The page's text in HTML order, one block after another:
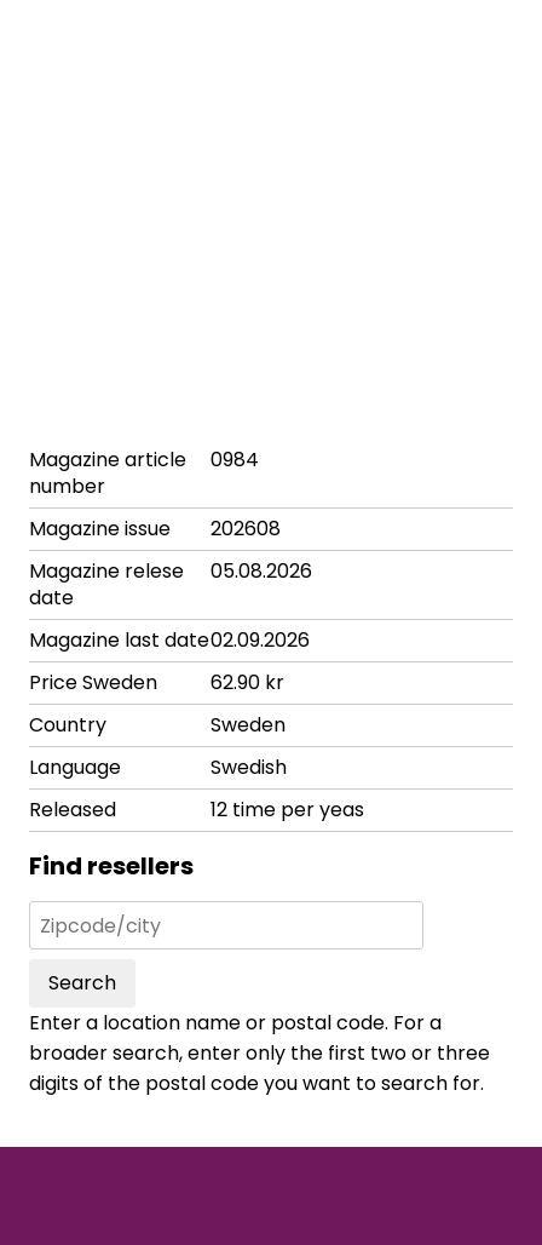
Magazine article
number
0984
Magazine issue
202608
Magazine relese
date
05.08.2026
Magazine last date02.09.2026
Price Sweden
62.90 kr
Country
Sweden
Language
Swedish
Released
12 time per yeas
Find resellers
Search
Enter a location name or postal code. For a
broader search, enter only the first two or three
digits of the postal code you want to search for.